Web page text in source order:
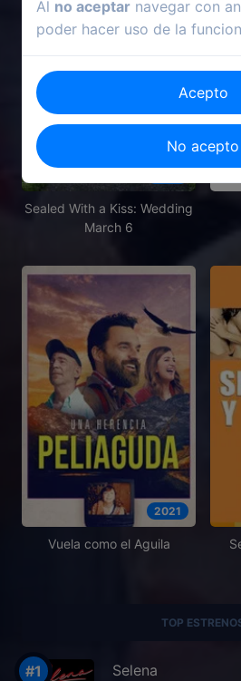
Sealed With a Kiss: Wedding
March 6
2021
Vuela como el Aguila
TOP
Selena
Al no aceptar navegar con
poder hacer uso de la
Acepto
No acepto